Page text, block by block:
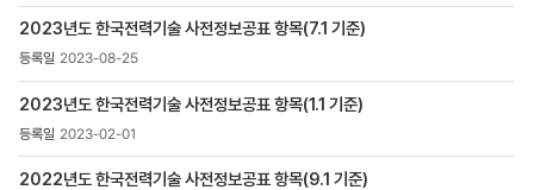
2023년도 한국전력기술 사전정보공표 항목(7.1 기준)
2023-08-25
2023년도 한국전력기술 사전정보공표 항목(1.1 기준)
2023-02-01
2022년도 한국전력기술 사전정보공표 항목(9.1 기준)